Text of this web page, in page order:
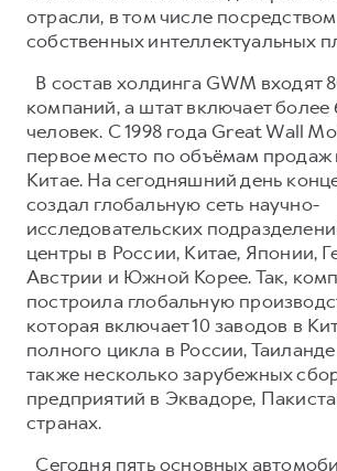
отрасли, в том числе
собственных интеллектуальных
В состав холдинга GWM входят
компаний, а штат включает более
человек. С 1998 года Great Wall
первое место по объёмам продаж
Китае. На сегодняшний день
создал глобальную сеть научно-
исследовательских
центры в России, Китае, Японии,
Австрии и Южной Корее. Так,
построила глобальную
которая включает 10 заводов в
полного цикла в России,
также несколько зарубежных
предприятий в Эквадоре,
странах.
Сегодня пять основных